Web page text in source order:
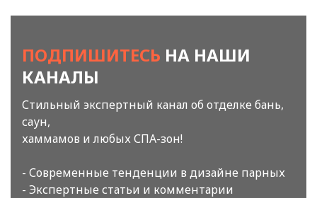
ПОДПИШИТЕСЬ НА НАШИ
КАНАЛЫ
Стильный экспертный канал об отделке бань,
саун,
хаммамов и любых СПА-зон!
- Современные тенденции в дизайне парных
- Экспертные статьи и комментарии